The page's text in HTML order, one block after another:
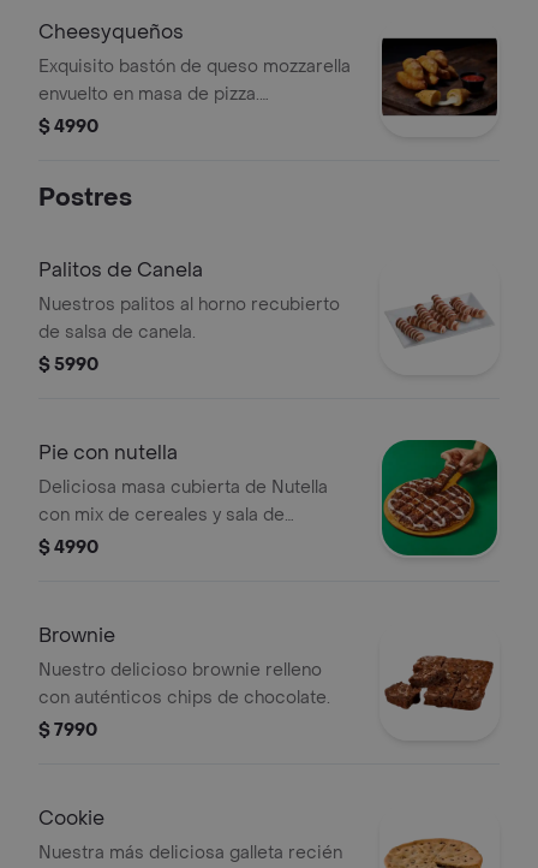
Cheesyqueños
Exquisito bastón de queso mozzarella
envuelto en masa de pizza.
acompañado de un cup de salsa de
$ 4990
Postres
Palitos de Canela
Nuestros palitos al horno recubierto
de salsa de canela.
$ 5990
Pie con nutella
Deliciosa masa cubierta de Nutella
con mix de cereales y sala de
glaseado
$ 4990
Brownie
Nuestro delicioso brownie relleno
con auténticos chips de chocolate.
$ 7990
Cookie
Nuestra más deliciosa galleta recién